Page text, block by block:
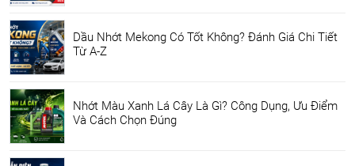
Dầu Nhớt Mekong Có Tốt Không? Đánh Giá Chi Tiết
Từ A-Z
Nhớt Màu Xanh Lá Cây Là Gì? Công Dụng, Ưu Điểm
Và Cách Chọn Đúng